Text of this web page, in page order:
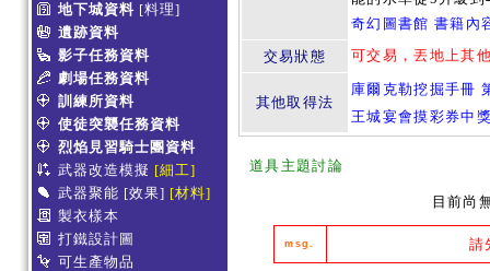
地下城資料 [料理]
遺跡資料
影子任務資料
劇場任務資料
訓練所資料
使徒突襲任務資料
烈焰見習騎士團資料
武器改造模擬 [細工]
武器聚能 [效果] [材料]
製衣樣本
打鐵設計圖
可生產物品
奇幻圖書館 書籍內
交易狀態
可交易，丟地上其
其他取得法
庫爾克勒挖掘手冊
王城宴會摸彩券中
道具主題討論
目前尚
msg. 請